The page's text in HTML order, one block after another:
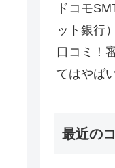
ドコモ
ット銀行
口コミ！
てはやば
最近の